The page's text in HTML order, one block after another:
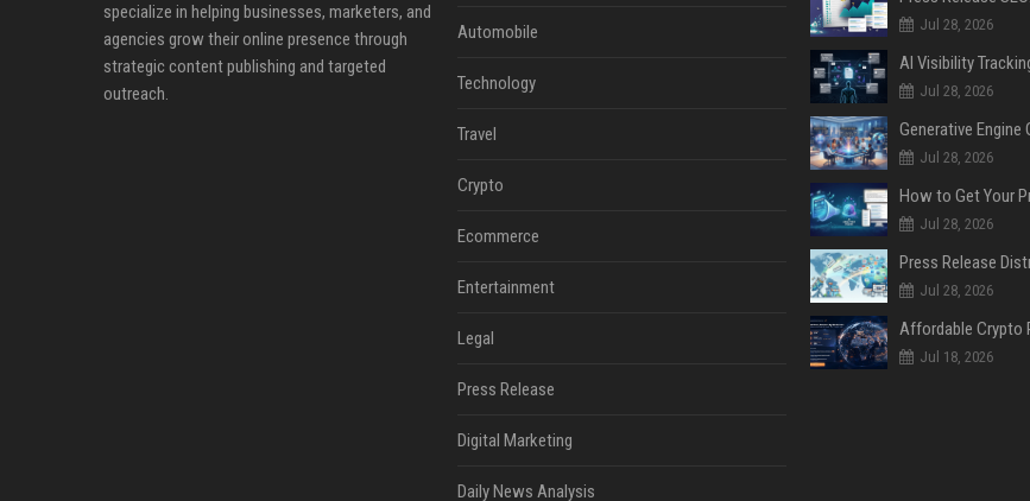
specialize in helping businesses, marketers, and
agencies grow their online presence through
strategic content publishing and targeted
outreach.
Automobile
Technology
Travel
Crypto
Ecommerce
Entertainment
Legal
Press Release
Digital Marketing
Daily News Analysis
Jul 28, 2026
Jul 28, 2026
Jul 28, 2026
Jul 28, 2026
Jul 28, 2026
Jul 18, 2026